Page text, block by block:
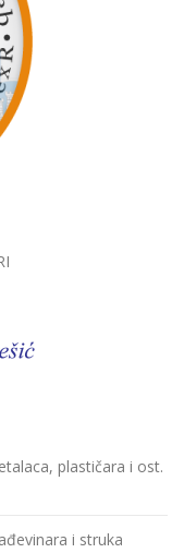
plastičara i ost.
i struka